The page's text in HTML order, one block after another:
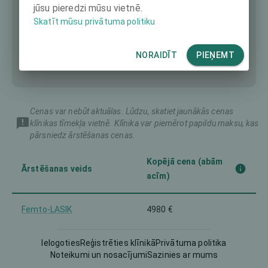
Cenas var nebūt aktuālas. Lūdzu, skatiet jaunākās cenas
klīnikas tīmekļa vietnē. Klīnika var piemērot papildu maksu, kas
pārsniedz ārstēšanas cenas.
Ārstēšanas veids
Kopējā cena (abām
acīm)
Femto-LASIK 4980 €
Implantable Contact Lens
6980 €
IelogotiesReģistrēties klīnikāPrivātuma politika
Noteikumi un nosacījumiSazinies ar mums
jūsu pieredzi mūsu vietnē.
Skatīt mūsu privātuma politiku
NORAIDĪT PIEŅEMT